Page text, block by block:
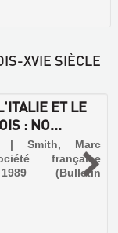
XVIE SIÈCLE
ET LE
: NO...
| Smith, Marc
française
(Bulletin